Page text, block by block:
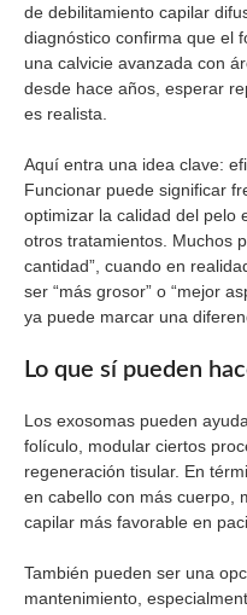
de debilitamiento capilar
diagnóstico confirma que el
una calvicie avanzada con
desde hace años, esperar
es realista.
Aquí entra una idea clave:
Funcionar puede significar
optimizar la calidad del pelo
otros tratamientos. Muchos
cantidad”, cuando en
ser “más grosor” o “mejor
ya puede marcar una
Lo que sí pueden
Los exosomas pueden
folículo, modular ciertos
regeneración tisular. En
en cabello con más cuerpo,
capilar más favorable en
También pueden ser una
mantenimiento,